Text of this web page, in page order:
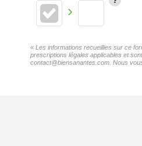
« Les informations recueillies sur ce
prescriptions légales applicables et
contact@biensanantes.com. Nous